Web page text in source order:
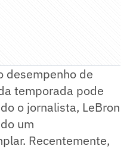
desempenho de
temporada pode
o jornalista, LeBron
um
Recentemente,